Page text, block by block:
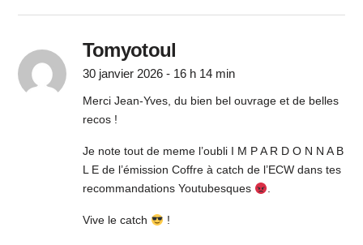
Tomyotoul
30 janvier 2026 - 16 h 14 min
Merci Jean-Yves, du bien bel ouvrage et de belles
recos !
Je note tout de meme l’oubli I M P A R D O N N A B
L E de l’émission Coffre à catch de l’ECW dans tes
recommandations Youtubesques
.
Vive le catch !